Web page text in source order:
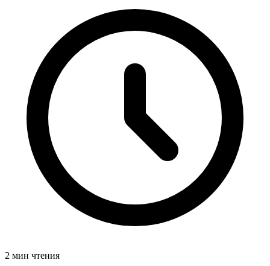
2 мин чтения